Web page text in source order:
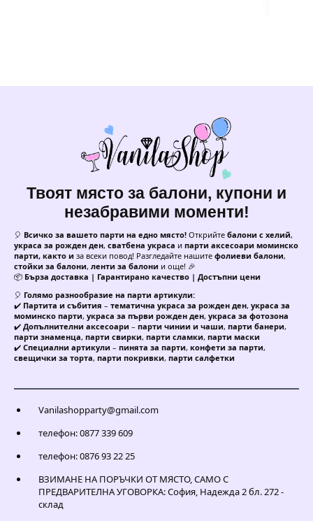
Твоят място за балони, купони и
незабравими моменти!
🎈 Всичко за вашето парти на едно място! Открийте балони с хелий,
украса за рожден ден, сватбена украса и парти аксесоари моминско
парти, както и за всеки повод! Разгледайте нашите фолиеви балони,
стойки за балони, ленти за балони и още! 🎉
📦 Бърза доставка | Гарантирано качество | Достъпни цени
🎈 Голямо разнообразие на парти артикули:
✔️ Партита и събития – тематична украса за рожден ден, украса за
моминско парти, украса за първи рожден ден, украса за фотозона
✔️ Допълнителни аксесоари – парти чинии и чаши, парти банери,
парти знаменца, парти свирки, парти сламки, парти маски
✔️ Специални артикули – пинята за парти, конфети за парти,
свещички за торта, парти покривки, парти салфетки
Vanilashopparty@gmail.com
телефон: 0877 339 609
телефон: 0876 93 22 25
ВЗИМАНЕ НА ПОРЪЧКИ ОТ МЯСТО, САМО С
ПРЕДВАРИТЕЛНА УГОВОРКА: София, Надежда 2 бл. 272 -
склад